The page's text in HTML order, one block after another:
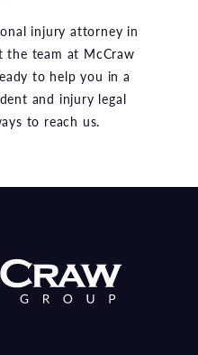
injury attorney in
the team at McCraw
to help you in a
and injury legal
to reach us.